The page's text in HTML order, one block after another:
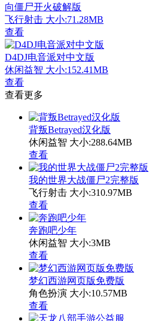
向僵尸开火破解版
飞行射击 大小:71.28MB
查看
D4DJ电音派对中文版
休闲益智 大小:152.41MB
查看
查看更多
背叛Betrayed汉化版
休闲益智 大小:288.64MB
查看
我的世界大战僵尸2完整版
飞行射击 大小:310.97MB
查看
奔跑吧少年
休闲益智 大小:3MB
查看
梦幻西游网页版免费版
角色扮演 大小:10.57MB
查看